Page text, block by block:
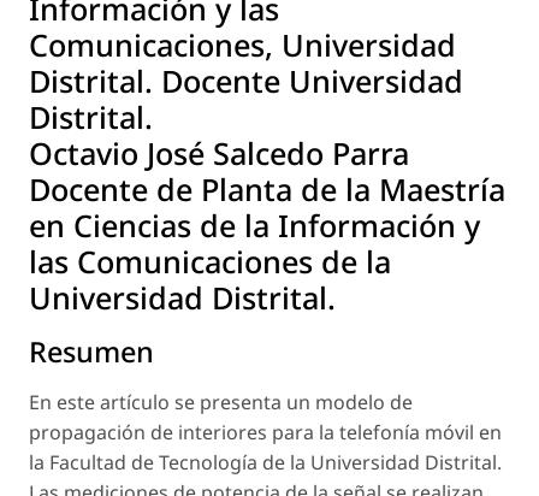
Comunicaciones, Universidad
Distrital. Docente Universidad
Distrital.
Octavio José Salcedo Parra
Docente de Planta de la Maestría
en Ciencias de la Información y
las Comunicaciones de la
Universidad Distrital.
Resumen
En este artículo se presenta un modelo de
propagación de interiores para la telefonía móvil en
la Facultad de Tecnología de la Universidad Distrital.